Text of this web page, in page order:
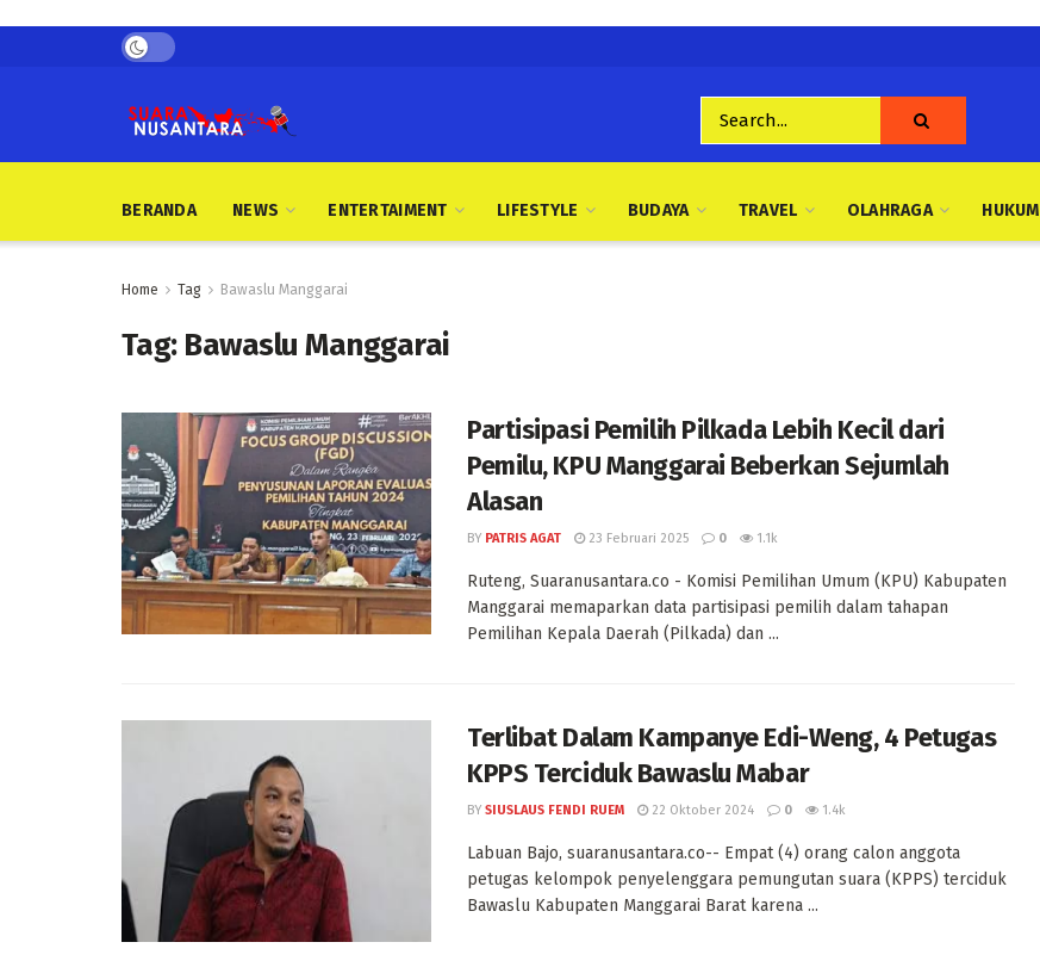
BERANDA NEWS ENTERTAIMENT LIFESTYLE BUDAYA TRAVEL OLAHRAGA HUKUM
Home Tag Bawaslu Manggarai
Tag: Bawaslu Manggarai
Partisipasi Pemilih Pilkada Lebih Kecil dari
Pemilu, KPU Manggarai Beberkan Sejumlah
Alasan
BY PATRIS AGAT 23 Februari 2025 0 1.1k
Ruteng, Suaranusantara.co - Komisi Pemilihan Umum (KPU) Kabupaten
Manggarai memaparkan data partisipasi pemilih dalam tahapan
Pemilihan Kepala Daerah (Pilkada) dan ...
Terlibat Dalam Kampanye Edi-Weng, 4 Petugas
KPPS Terciduk Bawaslu Mabar
BY SIUSLAUS FENDI RUEM 22 Oktober 2024 0 1.4k
Labuan Bajo, suaranusantara.co-- Empat (4) orang calon anggota
petugas kelompok penyelenggara pemungutan suara (KPPS) terciduk
Bawaslu Kabupaten Manggarai Barat karena ...